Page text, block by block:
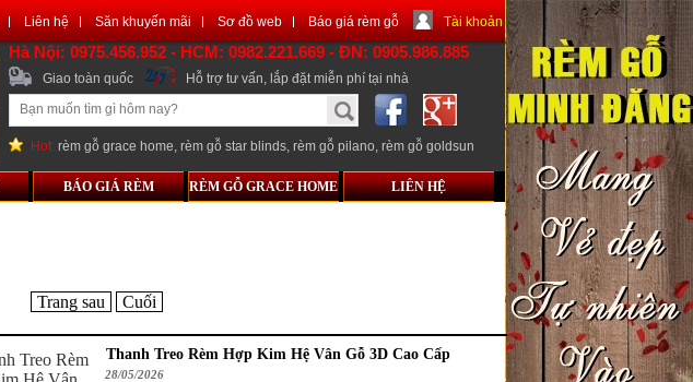
Liên hệ Săn khuyến mãi Sơ đồ web Báo giá rèm gỗ Tài khoản
Hà Nội: 0975.456.952 - HCM: 0982.221.669 - ĐN: 0905.986.885
Giao toàn quốc Hỗ trợ tư vấn, lắp đặt miễn phí tại nhà
Hot: rèm gỗ grace home, rèm gỗ star blinds, rèm gỗ pilano, rèm gỗ goldsun
BÁO GIÁ RÈM RÈM GỖ GRACE HOME LIÊN HỆ
Trang sau Cuối
Thanh Treo Rèm Hợp Kim Hệ Vân Gỗ 3D Cao Cấp
28/05/2026